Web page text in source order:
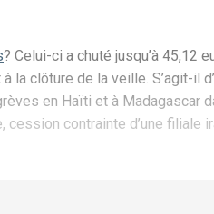
? Celui-ci a chuté jusqu’à 45,12
la clôture de la veille. S’agit-il
en Haïti et à Madagascar
cession contrainte d’une